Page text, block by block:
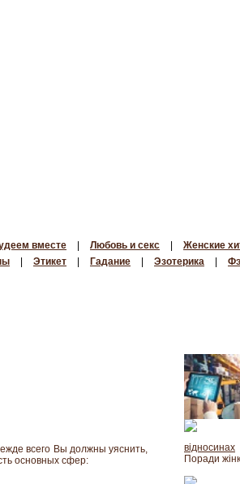
вместе Любовь и секс
Женские
Этикет Гадание Эзотерика
всего Вы должны уяснить,
основных сфер:
відносинах
Поради